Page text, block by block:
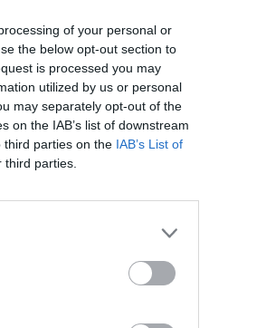
of your personal or
the below opt-out section to
is processed you may
utilized by us or personal
may separately opt-out of the
on the IAB’s list of downstream
third parties on the IAB’s List of
parties.
”färg”